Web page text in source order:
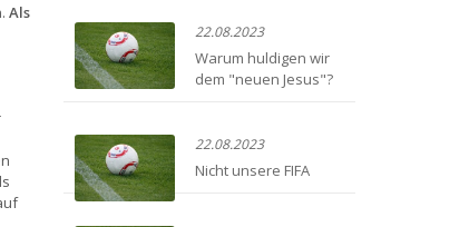
Als
22.08.2023
Warum huldigen wir
dem "neuen Jesus"?
22.08.2023
Nicht unsere FIFA